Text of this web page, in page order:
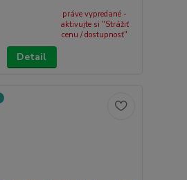
práve vypredané -
aktivujte si "Strážiť
cenu / dostupnosť"
Detail